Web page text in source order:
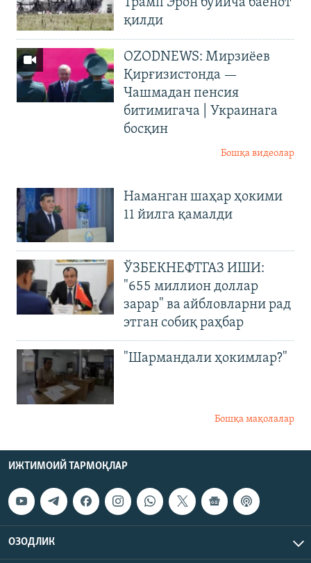
қилди
OZODNEWS: Мирзиёев
Қирғизистонда —
Чашмадан пенсия
битимигача | Украинага
босқин
Бошқа видеолар
Наманган шаҳар ҳокими
11 йилга қамалди
ЎЗБЕКНЕФТГАЗ ИШИ:
"655 миллион доллар
зарар" ва айбловларни рад
этган собиқ раҳбар
"Шармандали ҳокимлар?"
Бошқа мақолалар
ИЖТИМОИЙ ТАРМОҚЛАР
ОЗОДЛИК